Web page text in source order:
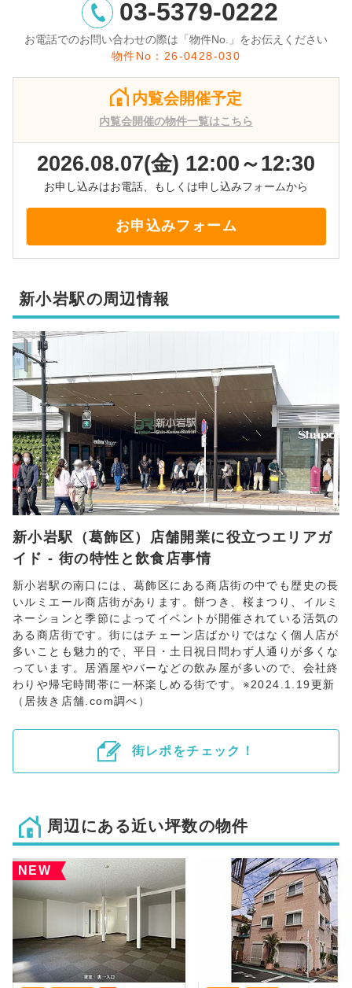
03-5379-0222
お電話でのお問い合わせの際は「物件No.」をお伝えください
物件No：26-0428-030
内覧会開催予定
内覧会開催の物件一覧はこちら
2026.08.07(金) 12:00～12:30
お申し込みはお電話、もしくは申し込みフォームから
お申込みフォーム
新小岩駅の周辺情報
新小岩駅（葛飾区）店舗開業に役立つエリアガ
イド - 街の特性と飲食店事情
新小岩駅の南口には、葛飾区にある商店街の中でも歴史の長
いルミエール商店街があります。餅つき、桜まつり、イルミ
ネーションと季節によってイベントが開催されている活気の
ある商店街です。街にはチェーン店ばかりではなく個人店が
多いことも魅力的で、平日・土日祝日問わず人通りが多くな
っています。居酒屋やバーなどの飲み屋が多いので、会社終
わりや帰宅時間帯に一杯楽しめる街です。※2024.1.19更新
（居抜き店舗.com調べ）
街レポをチェック！
周辺にある近い坪数の物件
NEW